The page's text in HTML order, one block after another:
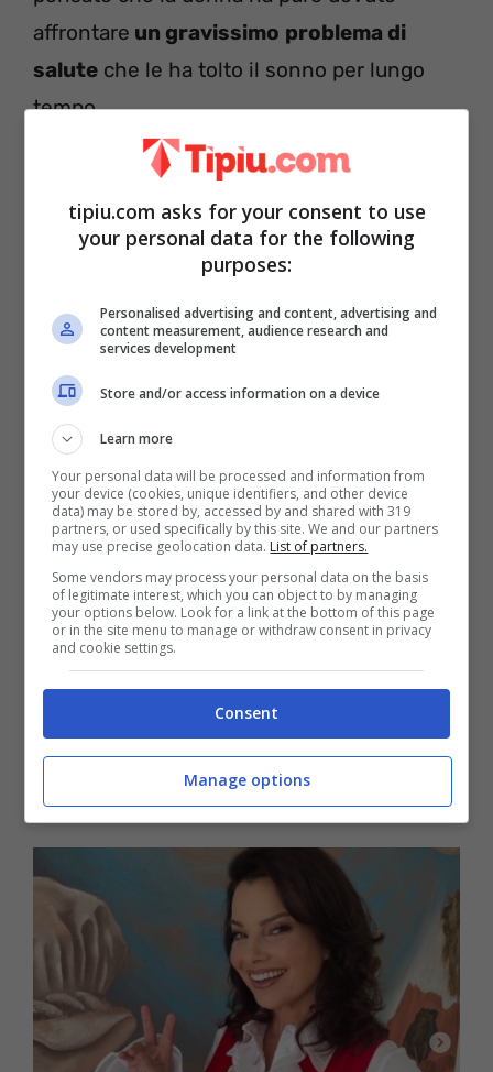
affrontare un gravissimo problema di
salute che le ha tolto il sonno per lungo
tempo.
Era il 2000 quando la straordinaria artista,
classe 1957, scopre disoffrire di un cancro
all’utero . Ma, fortunatamente, riesce dopo
dare attivamente il suo contributo aiutando
la fondazione chiamata
Schmancer, che vuole sostenere le donne
che vivono nonostante questo terribile
male che non sempre, purtroppo, è
curabile.
tipiu.com asks for your consent to use
your personal data for the following
purposes:
Personalised advertising and content, advertising and
content measurement, audience research and
services development
Store and/or access information on a device
Learn more
Your personal data will be processed and information from
your device (cookies, unique identifiers, and other device
data) may be stored by, accessed by and shared with 319
partners, or used specifically by this site. We and our partners
may use precise geolocation data. List of partners.
Some vendors may process your personal data on the basis
of legitimate interest, which you can object to by managing
your options below. Look for a link at the bottom of this page
or in the site menu to manage or withdraw consent in privacy
and cookie settings.
Consent
Manage options